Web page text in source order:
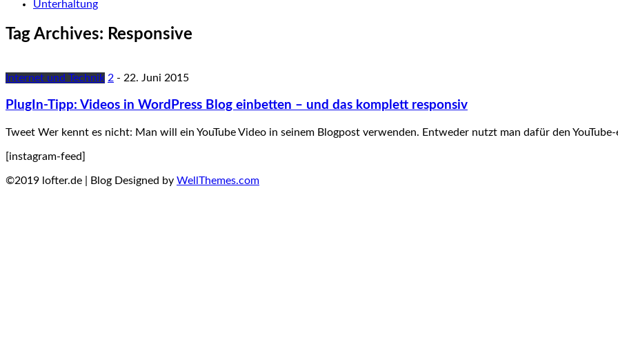
Unterhaltung
Tag Archives: Responsive
Internet und Technik 2 - 22. Juni 2015
PlugIn-Tipp: Videos in WordPress Blog einbetten – und das komplett responsiv
Tweet Wer kennt es nicht: Man will ein YouTube Video in seinem Blogpost verwenden. Entweder nutzt man dafür den
[instagram-feed]
©2019 lofter.de | Blog Designed by WellThemes.com